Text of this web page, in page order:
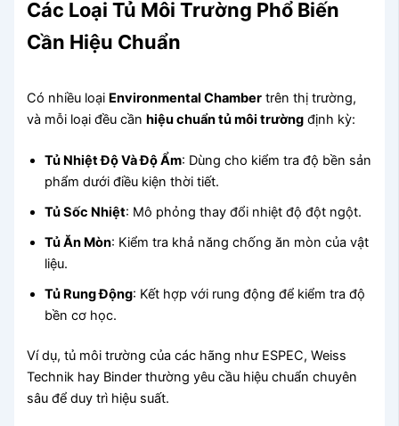
Các Loại Tủ Môi Trường Phổ Biến
Cần Hiệu Chuẩn
Có nhiều loại Environmental Chamber trên thị trường,
và mỗi loại đều cầnhiệu chuẩn tủ môi trường định kỳ:
Tủ Nhiệt Độ Và Độ Ẩm: Dùng cho kiểm tra độ bền sản
phẩm dưới điều kiện thời tiết.
Tủ Sốc Nhiệt: Mô phỏng thay đổi nhiệt độ đột ngột.
Tủ Ăn Mòn: Kiểm tra khả năng chống ăn mòn của vật
liệu.
Tủ Rung Động: Kết hợp với rung động để kiểm tra độ
bền cơ học.
Ví dụ, tủ môi trường của các hãng như ESPEC, Weiss
Technik hay Binder thường yêu cầu hiệu chuẩn chuyên
sâu để duy trì hiệu suất.